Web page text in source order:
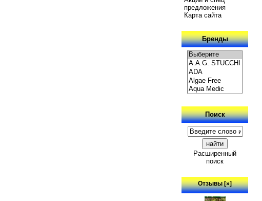
предложения
Карта сайта
Бренды
Поиск
Расширенный
поиск
Отзывы [»]